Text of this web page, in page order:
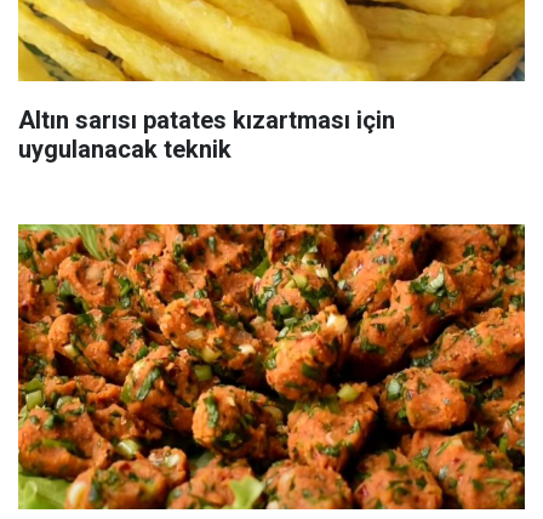
Altın sarısı patates kızartması için
uygulanacak teknik